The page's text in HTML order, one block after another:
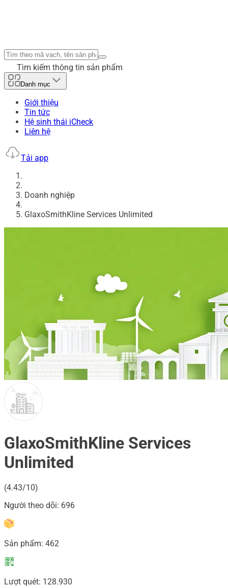
Tìm kiếm thông tin sản phẩm
Danh mục
Giới thiệu
Tin tức
Hệ sinh thái iCheck
Liên hệ
Tải app
Doanh nghiệp
GlaxoSmithKline Services Unlimited
GlaxoSmithKline Services
Unlimited
(4.43/10)
Người theo dõi: 696
Sản phẩm: 462
Lượt quét: 128.930